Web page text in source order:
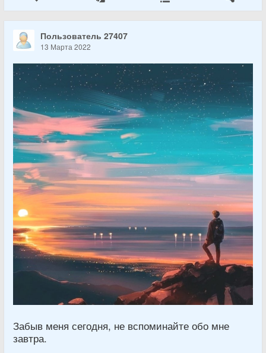
Пользователь 27407
13 Марта 2022
Забыв меня сегодня, не вспоминайте обо мне
завтра.